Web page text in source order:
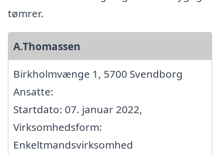
tømrer.
A.Thomassen
Birkholmvænge 1, 5700 Svendborg
Ansatte:
Startdato: 07. januar 2022,
Virksomhedsform:
Enkeltmandsvirksomhed